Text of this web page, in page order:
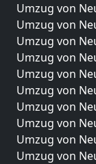
Umzug von
Umzug von
Umzug von
Umzug von
Umzug von
Umzug von
Umzug von
Umzug von
Umzug von
Umzug von